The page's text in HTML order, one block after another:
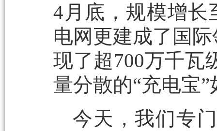
4月底，规模增长
电网更建成了国
现了超700万千瓦
量分散的“充电宝
今天，我们专